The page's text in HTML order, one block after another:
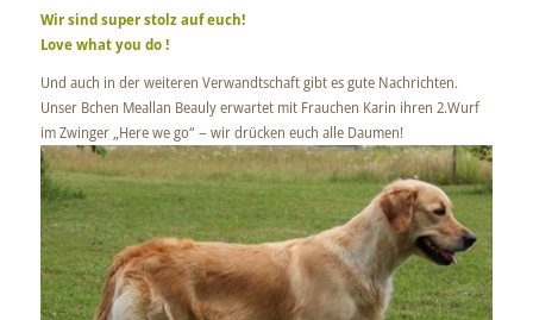
Wir sind super stolz auf euch!
Love what you do !
Und auch in der weiteren Verwandtschaft gibt es gute Nachrichten.
Unser Bchen Meallan Beauly erwartet mit Frauchen Karin ihren 2.Wurf
im Zwinger „Here we go“ – wir drücken euch alle Daumen!